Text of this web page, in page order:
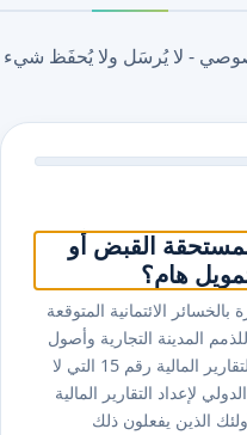
- لا يُرسَل ولا يُحفَظ شيء
القبض أو
هام؟
الائتمانية المتوقعة
المدينة التجارية وأصول
العقود بموجب المعيار الدولي لإعداد التقارير المالية رقم ⁦15⁩ التي لا
لإعداد التقارير المالية
الذين يفعلون ذلك